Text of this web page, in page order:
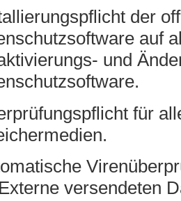
der
auf
und
für
versendeten